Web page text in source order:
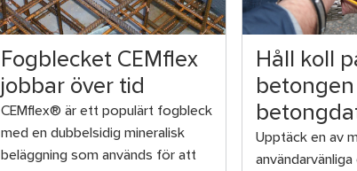
Fogblecket CEMflex
jobbar över tid
CEMflex® är ett populärt fogbleck
med en dubbelsidig mineralisk
beläggning som används för att
Håll koll
betongen
Upptäck en av